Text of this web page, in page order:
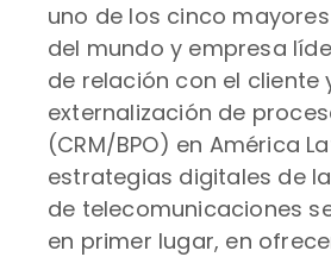
uno de los cinco
del mundo y empresa
de relación con el cliente
externalización de
(CRM/BPO) en América
estrategias digitales de
de telecomunicaciones
en primer lugar, en